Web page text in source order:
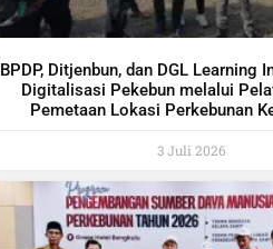
BPDP, Ditjenbun, dan DGL Learning
Digitalisasi Pekebun melalui
Pemetaan Lokasi Perkebunan
3 Juli 2026